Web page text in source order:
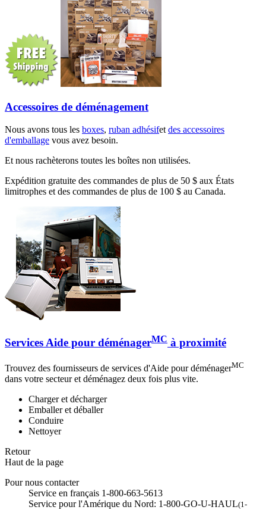
Accessoires de déménagement
Nous avons tous les boxes, ruban adhésifetdes accessoires
d'emballage vous avez besoin.
Et nous rachèterons toutes les boîtes non utilisées.
Expédition gratuite des commandes de plus de 50 $ aux États
limitrophes et des commandes de plus de 100 $ au Canada.
Services Aide pour déménagerMC à proximité
Trouvez des fournisseurs de services d'Aide pour déménagerMC
dans votre secteur et déménagez deux fois plus vite.
Charger et décharger
Emballer et déballer
Conduire
Nettoyer
Retour
Haut de la page
Pour nous contacter
Service en français 1-800-663-5613
Service pour l'Amérique du Nord: 1-800-GO-U-HAUL(1-